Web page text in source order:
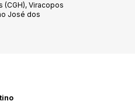
(CGH), Viracopos
José dos